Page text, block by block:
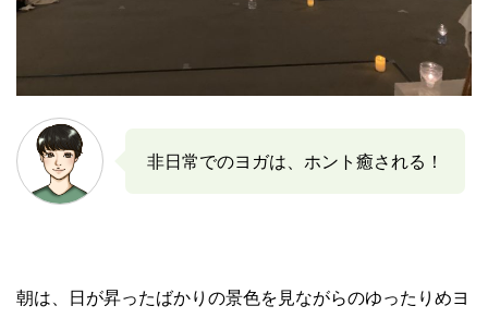
非日常でのヨガは、ホント癒される！
朝は、日が昇ったばかりの景色を見ながらのゆったりめヨ